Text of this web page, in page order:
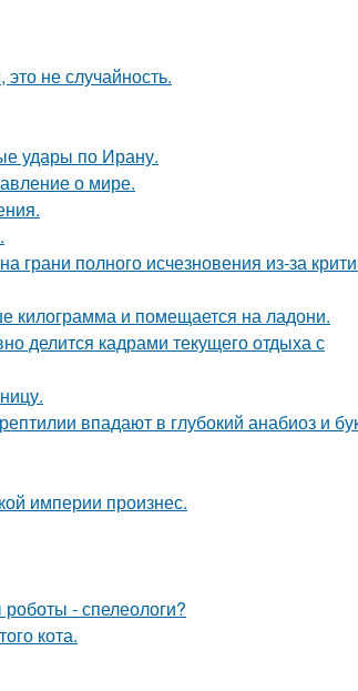
не случайность.
удары по Ирану.
о мире.
грани полного исчезновения из-за
килограмма и помещается на ладони.
делится кадрами текущего отдыха с
впадают в глубокий анабиоз и
империи произнес.
- спелеологи?
кота.